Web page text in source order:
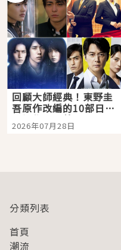
回顧大師經典！東野圭
吾原作改編的10部日本
影視作品推薦
2026年07月28日
分類列表
首頁
潮流